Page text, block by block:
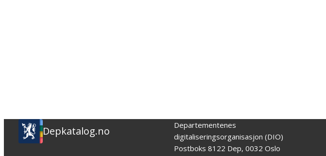
Depkatalog.no
Departementenes
digitaliseringsorganisasjon (DIO)
Postboks 8122 Dep, 0032 Oslo